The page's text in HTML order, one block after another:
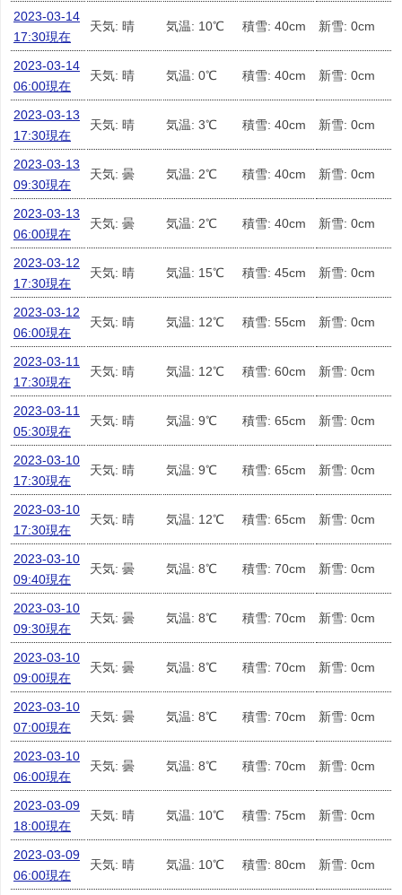
2023-03-14
17:30現在
天気: 晴 気温: 10℃ 積雪: 40cm 新雪: 0cm
2023-03-14
06:00現在
天気: 晴 気温: 0℃ 積雪: 40cm 新雪: 0cm
2023-03-13
17:30現在
天気: 晴 気温: 3℃ 積雪: 40cm 新雪: 0cm
2023-03-13
09:30現在
天気: 曇 気温: 2℃ 積雪: 40cm 新雪: 0cm
2023-03-13
06:00現在
天気: 曇 気温: 2℃ 積雪: 40cm 新雪: 0cm
2023-03-12
17:30現在
天気: 晴 気温: 15℃ 積雪: 45cm 新雪: 0cm
2023-03-12
06:00現在
天気: 晴 気温: 12℃ 積雪: 55cm 新雪: 0cm
2023-03-11
17:30現在
天気: 晴 気温: 12℃ 積雪: 60cm 新雪: 0cm
2023-03-11
05:30現在
天気: 晴 気温: 9℃ 積雪: 65cm 新雪: 0cm
2023-03-10
17:30現在
天気: 晴 気温: 9℃ 積雪: 65cm 新雪: 0cm
2023-03-10
17:30現在
天気: 晴 気温: 12℃ 積雪: 65cm 新雪: 0cm
2023-03-10
09:40現在
天気: 曇 気温: 8℃ 積雪: 70cm 新雪: 0cm
2023-03-10
09:30現在
天気: 曇 気温: 8℃ 積雪: 70cm 新雪: 0cm
2023-03-10
09:00現在
天気: 曇 気温: 8℃ 積雪: 70cm 新雪: 0cm
2023-03-10
07:00現在
天気: 曇 気温: 8℃ 積雪: 70cm 新雪: 0cm
2023-03-10
06:00現在
天気: 曇 気温: 8℃ 積雪: 70cm 新雪: 0cm
2023-03-09
18:00現在
天気: 晴 気温: 10℃ 積雪: 75cm 新雪: 0cm
2023-03-09
06:00現在
天気: 晴 気温: 10℃ 積雪: 80cm 新雪: 0cm